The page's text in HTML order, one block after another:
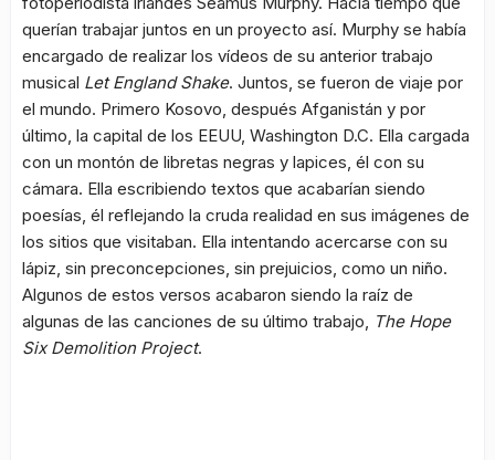
querían trabajar juntos en un proyecto así. Murphy se había
encargado de realizar los vídeos de su anterior trabajo
musical Let England Shake. Juntos, se fueron de viaje por
el mundo. Primero Kosovo, después Afganistán y por
último, la capital de los EEUU, Washington D.C. Ella cargada
con un montón de libretas negras y lapices, él con su
cámara. Ella escribiendo textos que acabarían siendo
poesías, él reflejando la cruda realidad en sus imágenes de
los sitios que visitaban. Ella intentando acercarse con su
lápiz, sin preconcepciones, sin prejuicios, como un niño.
Algunos de estos versos acabaron siendo la raíz de
algunas de las canciones de su último trabajo, The Hope
Six Demolition Project.